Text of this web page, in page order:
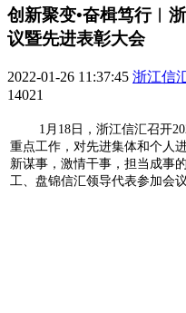
创新聚变•奋楫笃行︱
议暨先进表彰大会
2022-01-26 11:37:45 浙江信
14021
1月18日，浙江信汇召开
重点工作，对先进集体和个人
新谋事，激情干事，担当成事
工、盘锦信汇领导代表参加会议